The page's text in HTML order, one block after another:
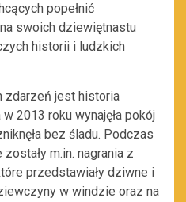
popełnić
swoich dziewiętnastu
historii i ludzkich
zdarzeń jest historia
2013 roku wynajęła pokój
bez śladu. Podczas
m.in. nagrania z
przedstawiały dziwne i
w windzie oraz na